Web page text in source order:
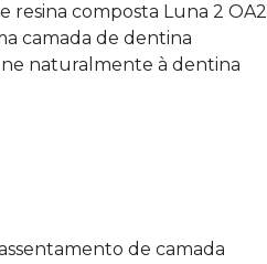
resina composta Luna 2 OA2
camada de dentina
naturalmente à dentina
de camada